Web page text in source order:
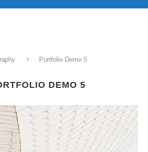
Portfolio Demo 5
DEMO 5